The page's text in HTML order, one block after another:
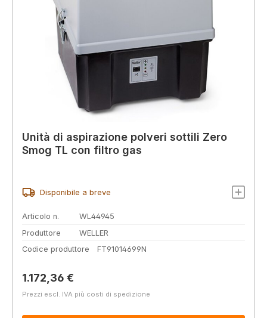
Unità di aspirazione polveri sottili Zero
Smog TL con filtro gas
Disponibile a breve
Articolo n.
WL44945
Produttore
WELLER
Codice produttore
FT91014699N
Prezzo normale:
1.172,36 €
Prezzi escl. IVA più costi di spedizione